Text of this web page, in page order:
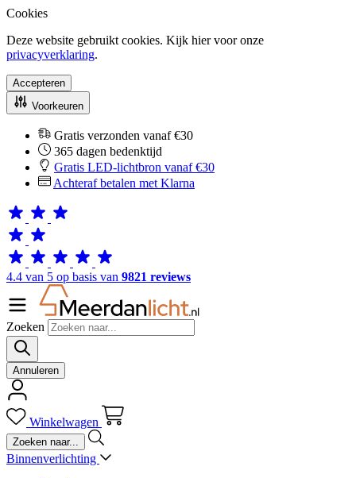
Cookies
Deze website gebruikt cookies. Kijk hier voor onze
privacyverklaring.
Accepteren
Voorkeuren
Gratis verzonden vanaf €30
365 dagen bedenktijd
Gratis LED-lichtbron vanaf €30
Achteraf betalen met Klarna
4.4 van 5 op basis van 9821 reviews
Zoeken
Annuleren
Winkelwagen
Binnenverlichting